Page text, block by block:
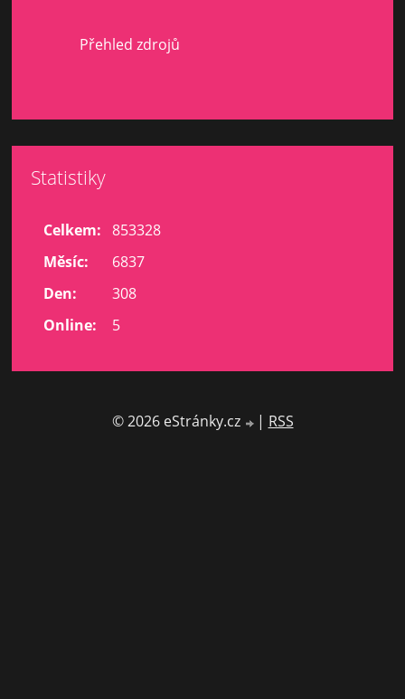
Přehled zdrojů
Statistiky
Online: 5
Celkem: 853328
Měsíc:
6837
Den:
308
© 2026 eStránky.cz | RSS